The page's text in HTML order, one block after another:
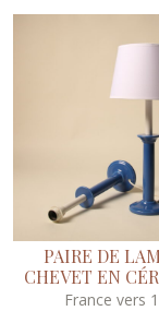
PAIRE DE
CHEVET EN
France vers